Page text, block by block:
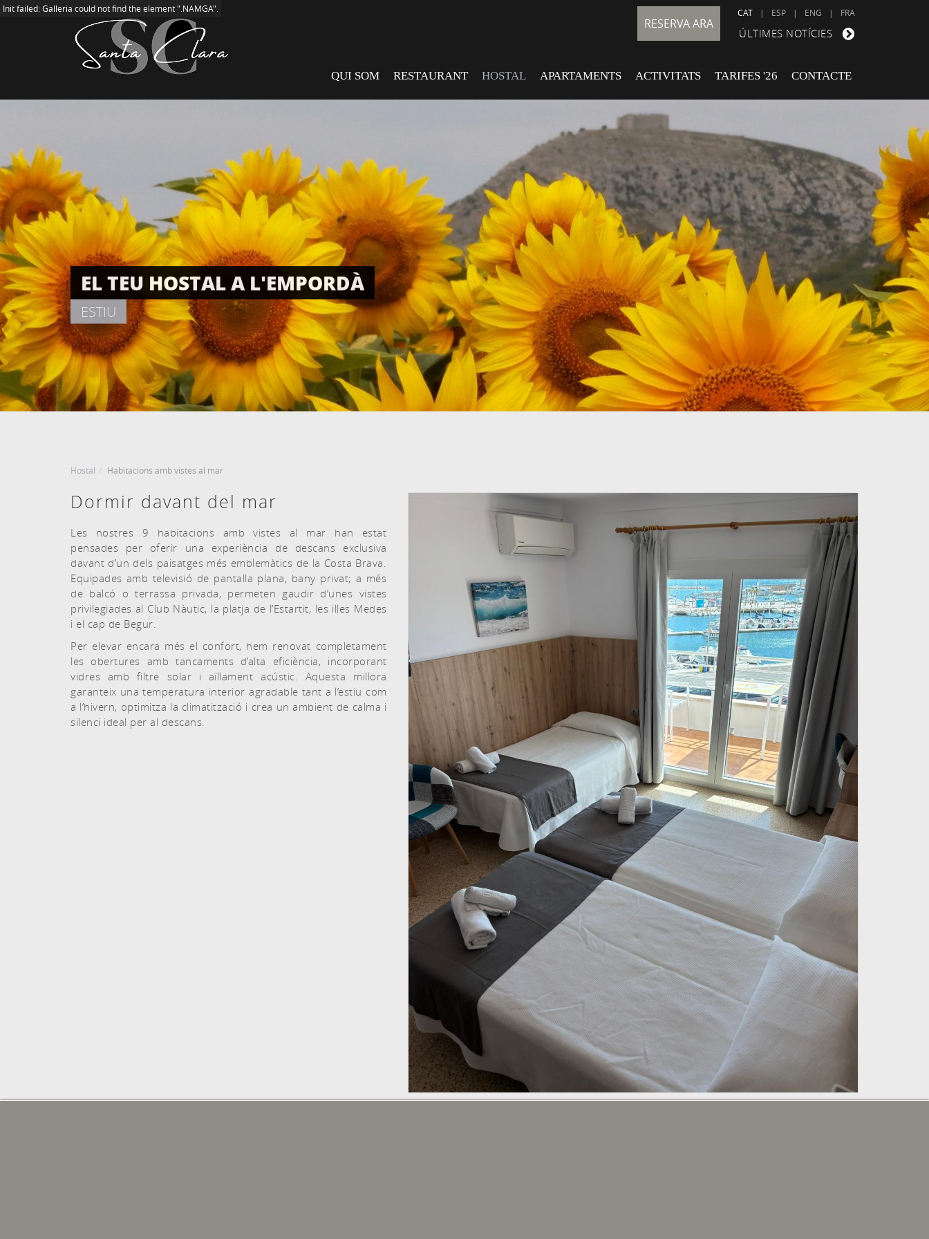
RESERVA ARA
CAT | ESP | ENG | FRA
ÚLTIMES NOTÍCIES
QUI SOM RESTAURANT HOSTAL APARTAMENTS ACTIVITATS TARIFES '26 CONTACTE
EL TEU HOSTAL A L'EMPORDÀ
ESTIU
Hostal Habitacions amb vistes al mar
Dormir davant del mar
Les nostres 9 habitacions amb vistes al mar han estat
pensades per oferir una experiència de descans exclusiva
davant d’un dels paisatges més emblemàtics de la Costa Brava.
Equipades amb televisió de pantalla plana, bany privat; a més
de balcó o terrassa privada, permeten gaudir d’unes vistes
privilegiades al Club Nàutic, la platja de l’Estartit, les illes Medes
i el cap de Begur.
Per elevar encara més el confort, hem renovat completament
les obertures amb tancaments d’alta eficiència, incorporant
vidres amb filtre solar i aïllament acústic. Aquesta millora
garanteix una temperatura interior agradable tant a l’estiu com
a l’hivern, optimitza la climatització i crea un ambient de calma i
silenci ideal per al descans.
Init failed: Galleria could not find the element ".WRMRA".
Init failed: Galleria could not find the element ".NAMGA".